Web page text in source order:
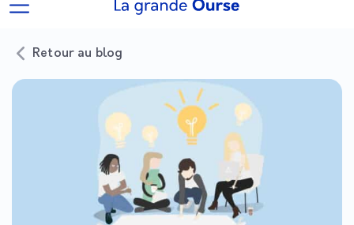
Retour au blog